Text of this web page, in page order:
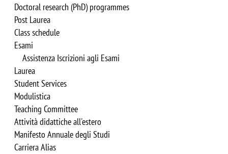
Doctoral research (PhD) programmes
Post Laurea
Class schedule
Esami
Assistenza Iscrizioni agli Esami
Laurea
Student Services
Modulistica
Teaching Committee
Attività didattiche all'estero
Manifesto Annuale degli Studi
Carriera Alias